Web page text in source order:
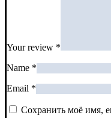
Your review *
Name *
Email *
Сохранить моё имя,